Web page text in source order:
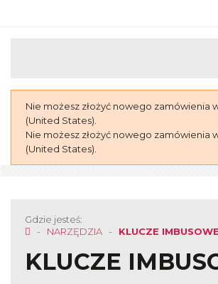
Nie możesz złożyć nowego zamówienia
(United States).
Nie możesz złożyć nowego zamówienia
(United States).
Gdzie jesteś:
NARZĘDZIA
KLUCZE IMBUSOWE
KLUCZE